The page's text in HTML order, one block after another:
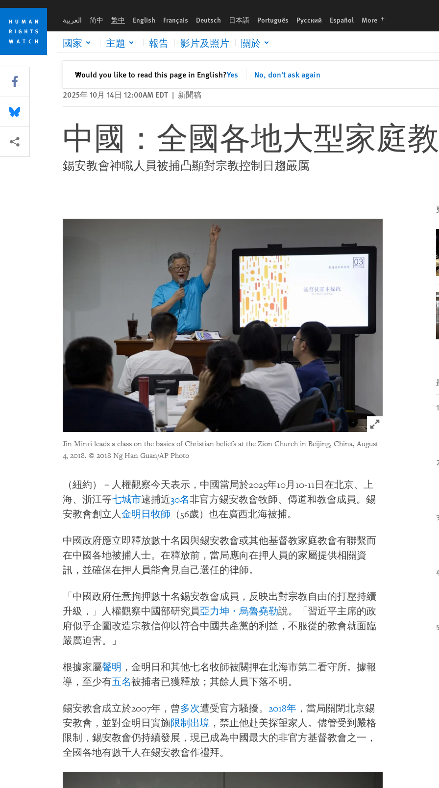
Skip
cookie
privacy
notice
Skip
main
content
العربية 简中 繁中 English Français Deutsch 日本語 Português Русский Español More languages
國家 主題 報告 影片及照片 關於
Would you like to read this page in English?Yes No, don't ask again
✕關閉
2025年 10月 14日 12:00AM EDT | 新聞稿
中國：全國各地大型家庭
錫安教會神職人員被捕凸顯對宗教控制日趨嚴厲
Click to expand
Jin Minri leads a class on the basics of Christian beliefs at the Zion Church in Beijing, China, August
4, 2018. © 2018 Ng Han Guan/AP Photo
（紐約）－人權觀察今天表示，中國當局於2025年10月10-11日在北京、上
海、浙江等七城市逮捕近30名非官方錫安教會牧師、傳道和教會成員。錫
安教會創立人金明日牧師 （56歲）也在廣西北海被捕。
中國政府應立即釋放數十名因與錫安教會或其他基督教家庭教會有聯繫而
在中國各地被捕人士。在釋放前，當局應向在押人員的家屬提供相關資
訊，並確保在押人員能會見自己選任的律師。
「中國政府任意拘押數十名錫安教會成員，反映出對宗教自由的打壓持續
升級，」人權觀察中國部研究員亞力坤・烏魯堯勒說。「習近平主席的政
府似乎企圖改造宗教信仰以符合中國共產黨的利益，不服從的教會就面臨
嚴厲迫害。」
根據家屬聲明 ，金明日和其他七名牧師被關押在北海市第二看守所。據報
導，至少有五名被捕者已獲釋放；其餘人員下落不明。
錫安教會成立於2007年，曾多次遭受官方騷擾。 2018年 ，當局關閉北京錫
安教會，並對金明日實施限制出境 ，禁止他赴美探望家人。儘管受到嚴格
限制，錫安教會仍持續發展，現已成為中國最大的非官方基督教會之一，
全國各地有數千人在錫安教會作禮拜。
Share this via Facebook
Share this via Bluesky
More sharing options